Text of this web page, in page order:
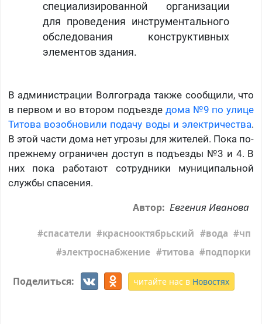
специализированной организации
для проведения инструментального
обследования конструктивных
элементов здания.
В администрации Волгограда также сообщили, что
в первом и во втором подъезде дома №9 по улице
Титова возобновили подачу воды и электричества.
В этой части дома нет угрозы для жителей. Пока по-
прежнему ограничен доступ в подъезды №3 и 4. В
них пока работают сотрудники муниципальной
службы спасения.
Автор: Евгения Иванова
спасатели краснооктябрьский вода
чп
электроснабжение
титова подпорки
Поделиться: читайте нас в Новостях